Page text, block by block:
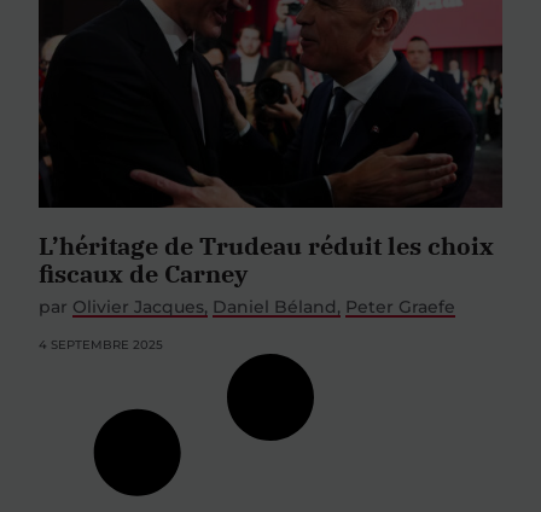
L’héritage de Trudeau réduit les choix
fiscaux de Carney
par Olivier Jacques Daniel Béland Peter Graefe
4 SEPTEMBRE 2025